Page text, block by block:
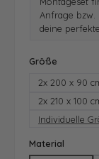
Anfrage
deine
Größe
2x 200 x 90
2x 210 x 100
Individuelle
Material